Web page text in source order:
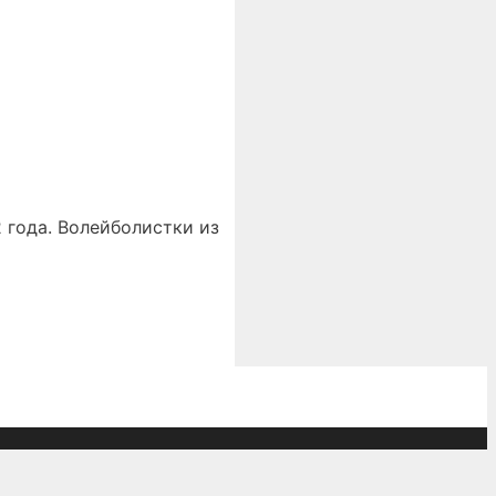
Волейболистки из